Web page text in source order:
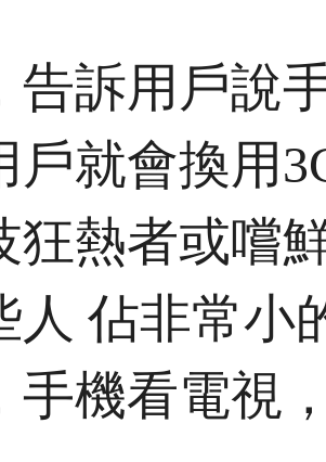
告訴用戶說
戶就會換用
狂熱者或嚐
人 佔非常小
手機看電視